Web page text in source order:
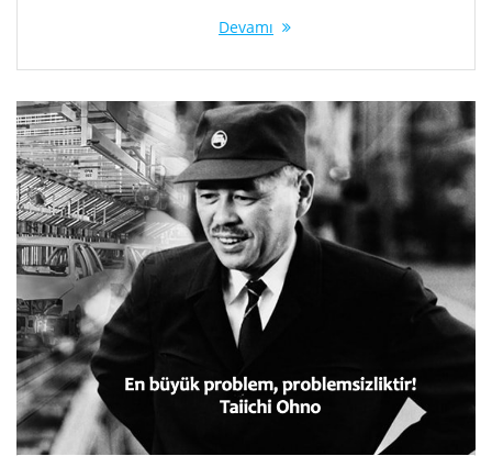
Devamı